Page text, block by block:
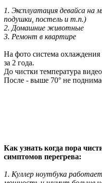
1. Эксплуатация девайса на
подушки, постель и т.п.)
2. Домашние животные
3. Ремонт в квартире
На фото система охлаждения
за 2 года.
До чистки температура
После - выше 70° не
Как узнать когда пора
симптомов перегрева:
1. Куллер ноутбука